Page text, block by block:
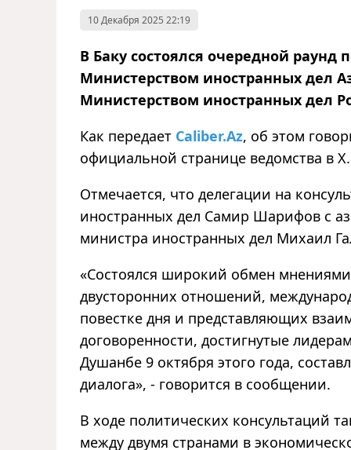
10 Декабря 2025 22:19
В Баку состоялся очередной
Министерством иностранных дел
Министерством иностранных дел
Как передает Caliber.Az, об этом
официальной странице ведомства в
Отмечается, что делегации на
иностранных дел Самир Шарифов с
министра иностранных дел Михаил
«Состоялся широкий обмен
двусторонних отношений,
повестке дня и представляющих
договоренности, достигнутые
Душанбе 9 октября этого года,
диалога», - говорится в сообщении.
В ходе политических консультаций
между двумя странами в